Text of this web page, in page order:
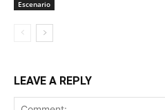
Escenario
LEAVE A REPLY